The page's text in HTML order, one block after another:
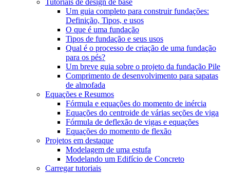
Tutoriais de design de base
Um guia completo para construir fundações:
Definição, Tipos, e usos
O que é uma fundação
Tipos de fundação e seus usos
Qual é o processo de criação de uma fundação
para os pés?
Um breve guia sobre o projeto da fundação Pile
Comprimento de desenvolvimento para sapatas
de almofada
Equações e Resumos
Fórmula e equações do momento de inércia
Equações do centroide de várias seções de viga
Fórmula de deflexão de vigas e equações
Equações do momento de flexão
Projetos em destaque
Modelagem de uma estufa
Modelando um Edifício de Concreto
Carregar tutoriais